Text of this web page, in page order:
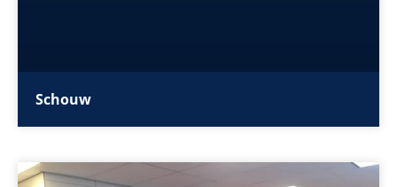
Schouw